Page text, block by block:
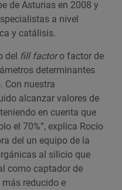
de Asturias en 2008 y
a nivel
y catálisis.
del fill factoro factor de
determinantes
Con nuestra
alcanzar valores de
en cuenta que
el 70%”, explica Rocío
del un equipo de la
al silicio que
como captador de
reducido e